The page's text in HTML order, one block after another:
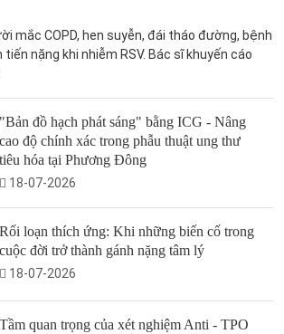
mắc COPD, hen suyễn, đái tháo đường, bệnh
nặng khi nhiễm RSV. Bác sĩ khuyến cáo
"Bản đồ hạch phát sáng" bằng ICG - Nâng
cao độ chính xác trong phẫu thuật ung thư
tiêu hóa tại Phương Đông
18-07-2026
Rối loạn thích ứng: Khi những biến cố trong
cuộc đời trở thành gánh nặng tâm lý
18-07-2026
Tầm quan trọng của xét nghiệm Anti - TPO